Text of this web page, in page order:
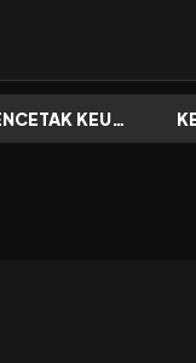
PANDUAN CEPAT: MENCETAK KEUNTUNGAN AMAN DENGAN DEXTOOLS